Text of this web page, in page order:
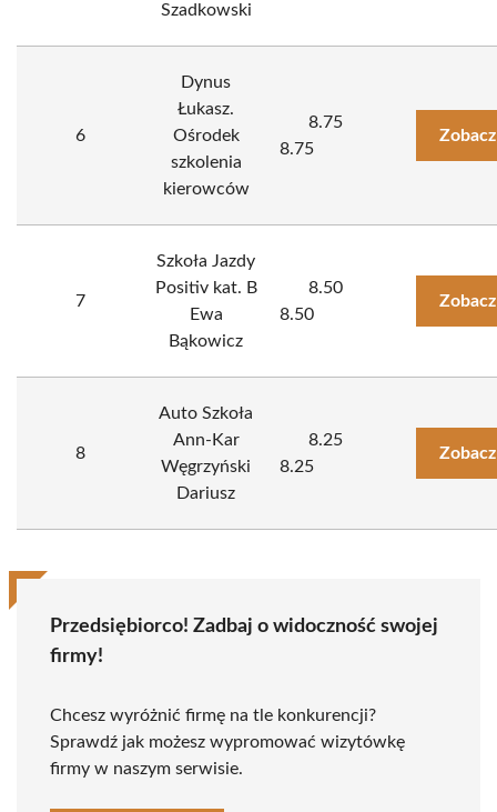
Szadkowski
6
Dynus
Łukasz.
Ośrodek
szkolenia
kierowców
8.75
8.75
7
Szkoła Jazdy
Positiv kat. B
Ewa
Bąkowicz
8.50
8.50
8
Auto Szkoła
Ann-Kar
Węgrzyński
Dariusz
8.25
8.25
Przedsiębiorco! Zadbaj o widoczność swojej
firmy!
Chcesz wyróżnić firmę na tle konkurencji?
Sprawdź jak możesz wypromować wizytówkę
firmy w naszym serwisie.